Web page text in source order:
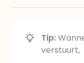
Tip:
verstuurt,